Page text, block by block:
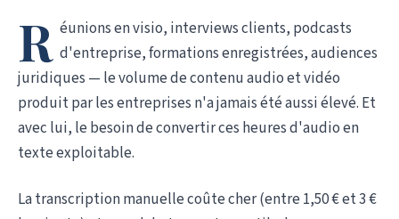
R éunions en visio, interviews clients, podcasts
d'entreprise, formations enregistrées, audiences
juridiques — le volume de contenu audio et vidéo
produit par les entreprises n'a jamais été aussi élevé. Et
avec lui, le besoin de convertir ces heures d'audio en
texte exploitable.
La transcription manuelle coûte cher (entre 1,50 € et 3 €